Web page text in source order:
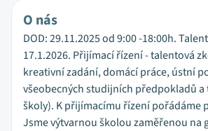
O nás
DOD: 29.11.2025 od 9:00 -18:00h.
17.1.2026. Přijímací řízení - talentová
kreativní zadání, domácí práce, ústní
všeobecných studijních předpokladů a
školy). K přijímacímu řízení pořádáme
Jsme výtvarnou školou zaměřenou na